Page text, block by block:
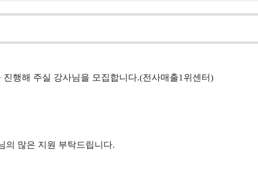
진행해 주실 강사님을 모집합니다.(전사매출1위센터)
의 많은 지원 부탁드립니다.